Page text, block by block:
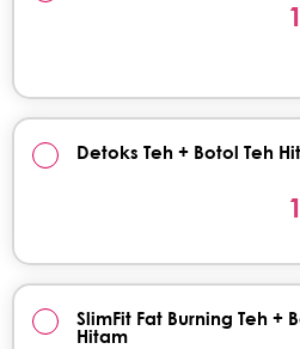
Detoks Teh + Botol Teh
SlimFit Fat Burning Teh +
Hitam